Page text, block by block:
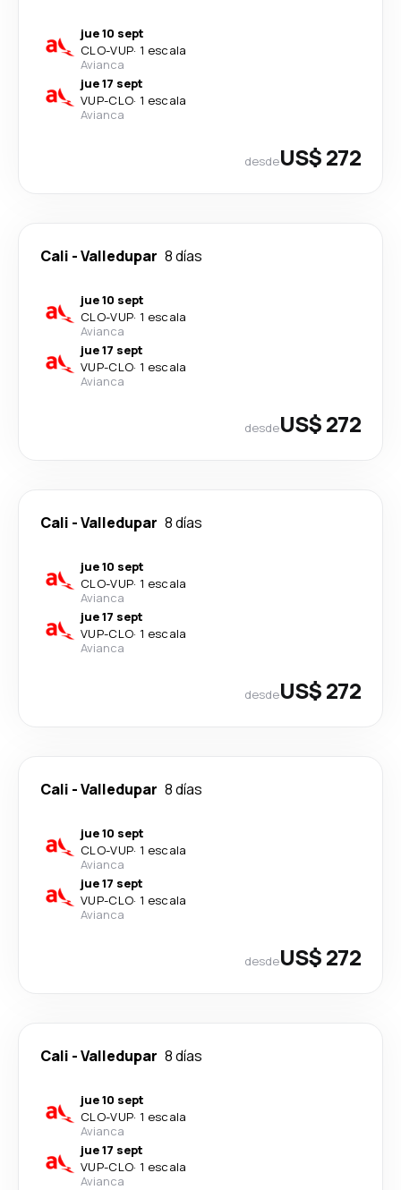
jue 10 sept
CLO-VUP· 1 escala
Avianca
jue 17 sept
VUP-CLO· 1 escala
Avianca
desdeUS$ 272
Cali -Valledupar 8 días
jue 10 sept
CLO-VUP· 1 escala
Avianca
jue 17 sept
VUP-CLO· 1 escala
Avianca
desdeUS$ 272
Cali -Valledupar 8 días
jue 10 sept
CLO-VUP· 1 escala
Avianca
jue 17 sept
VUP-CLO· 1 escala
Avianca
desdeUS$ 272
Cali -Valledupar 8 días
jue 10 sept
CLO-VUP· 1 escala
Avianca
jue 17 sept
VUP-CLO· 1 escala
Avianca
desdeUS$ 272
Cali -Valledupar 8 días
jue 10 sept
CLO-VUP· 1 escala
Avianca
jue 17 sept
VUP-CLO· 1 escala
Avianca